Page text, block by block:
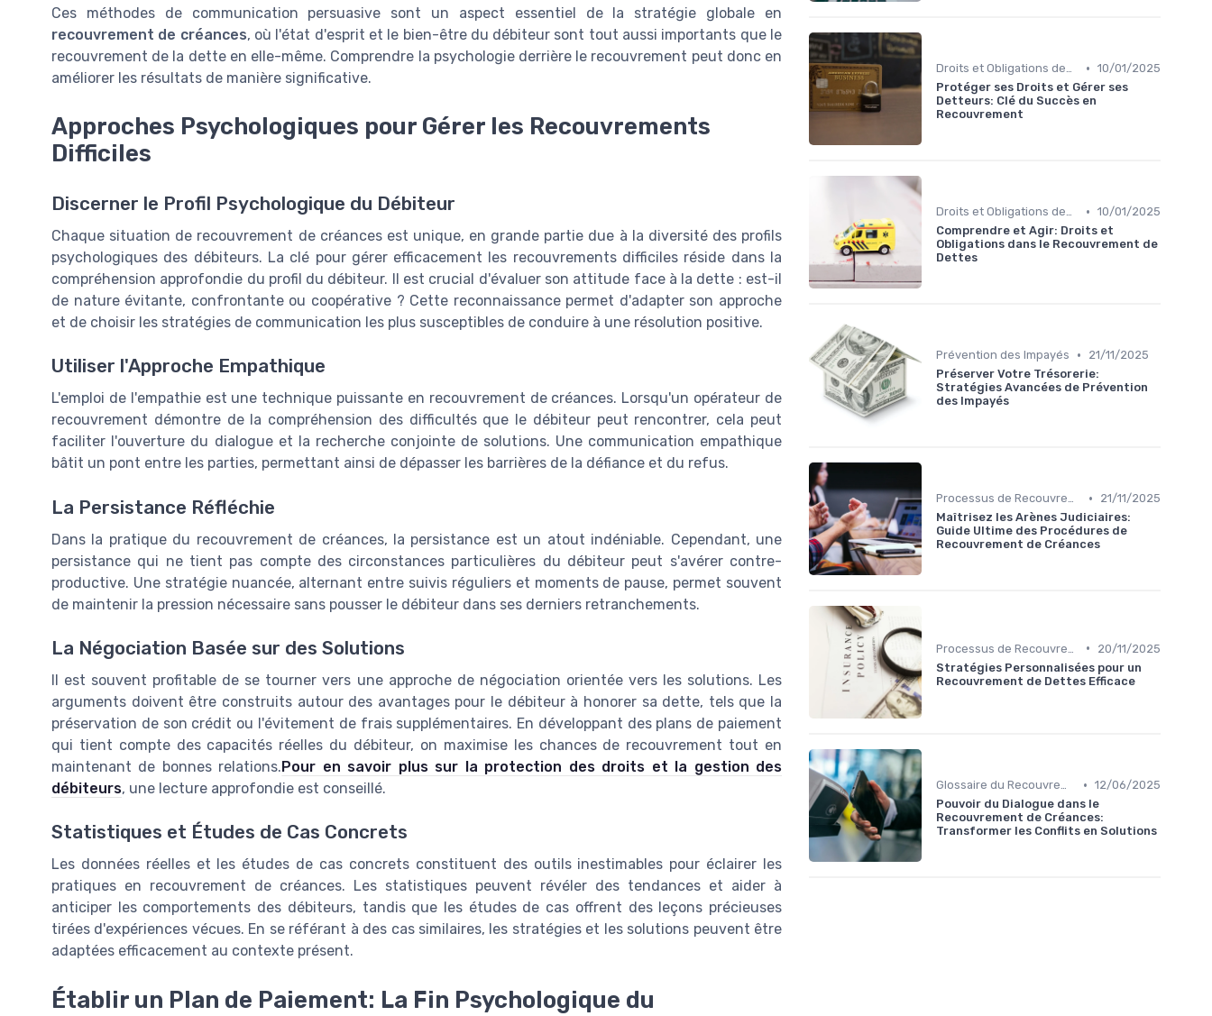
Ces méthodes de communication persuasive sont un aspect essentiel de la stratégie globale en
recouvrement de créances, où l'état d'esprit et le bien-être du débiteur sont tout aussi importants que le
recouvrement de la dette en elle-même. Comprendre la psychologie derrière le recouvrement peut donc en
améliorer les résultats de manière significative.
Approches Psychologiques pour Gérer les Recouvrements
Difficiles
Discerner le Profil Psychologique du Débiteur
Chaque situation de recouvrement de créances est unique, en grande partie due à la diversité des profils
psychologiques des débiteurs. La clé pour gérer efficacement les recouvrements difficiles réside dans la
compréhension approfondie du profil du débiteur. Il est crucial d'évaluer son attitude face à la dette : est-il
de nature évitante, confrontante ou coopérative ? Cette reconnaissance permet d'adapter son approche
et de choisir les stratégies de communication les plus susceptibles de conduire à une résolution positive.
Utiliser l'Approche Empathique
L'emploi de l'empathie est une technique puissante en recouvrement de créances. Lorsqu'un opérateur de
recouvrement démontre de la compréhension des difficultés que le débiteur peut rencontrer, cela peut
faciliter l'ouverture du dialogue et la recherche conjointe de solutions. Une communication empathique
bâtit un pont entre les parties, permettant ainsi de dépasser les barrières de la défiance et du refus.
La Persistance Réfléchie
Dans la pratique du recouvrement de créances, la persistance est un atout indéniable. Cependant, une
persistance qui ne tient pas compte des circonstances particulières du débiteur peut s'avérer contre-
productive. Une stratégie nuancée, alternant entre suivis réguliers et moments de pause, permet souvent
de maintenir la pression nécessaire sans pousser le débiteur dans ses derniers retranchements.
La Négociation Basée sur des Solutions
Il est souvent profitable de se tourner vers une approche de négociation orientée vers les solutions. Les
arguments doivent être construits autour des avantages pour le débiteur à honorer sa dette, tels que la
préservation de son crédit ou l'évitement de frais supplémentaires. En développant des plans de paiement
qui tient compte des capacités réelles du débiteur, on maximise les chances de recouvrement tout en
maintenant de bonnes relations.Pour en savoir plus sur la protection des droits et la gestion des
débiteurs, une lecture approfondie est conseillé.
Statistiques et Études de Cas Concrets
Les données réelles et les études de cas concrets constituent des outils inestimables pour éclairer les
pratiques en recouvrement de créances. Les statistiques peuvent révéler des tendances et aider à
anticiper les comportements des débiteurs, tandis que les études de cas offrent des leçons précieuses
tirées d'expériences vécues. En se référant à des cas similaires, les stratégies et les solutions peuvent être
adaptées efficacement au contexte présent.
Établir un Plan de Paiement: La Fin Psychologique du
Droits et Obligations des Créanciers et Débiteurs • 10/01/2025
Protéger ses Droits et Gérer ses
Detteurs: Clé du Succès en
Recouvrement
Droits et Obligations des Créanciers et Débiteurs • 10/01/2025
Comprendre et Agir: Droits et
Obligations dans le Recouvrement de
Dettes
Prévention des Impayés •
21/11/2025
Préserver Votre Trésorerie:
Stratégies Avancées de Prévention
des Impayés
Processus de Recouvrement •
21/11/2025
Maîtrisez les Arènes Judiciaires:
Guide Ultime des Procédures de
Recouvrement de Créances
•
20/11/2025
Stratégies Personnalisées pour un
Recouvrement de Dettes Efficace
Glossaire du Recouvrement de Créances • 12/06/2025
Pouvoir du Dialogue dans le
Recouvrement de Créances:
Transformer les Conflits en Solutions